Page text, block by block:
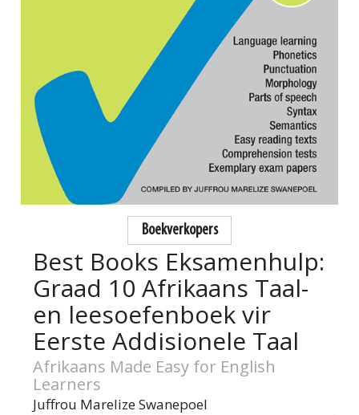
Boekverkopers
Best Books Eksamenhulp:
Graad 10 Afrikaans Taal-
en leesoefenboek vir
Eerste Addisionele Taal
Afrikaans Made Easy for English
Learners
Juffrou Marelize Swanepoel